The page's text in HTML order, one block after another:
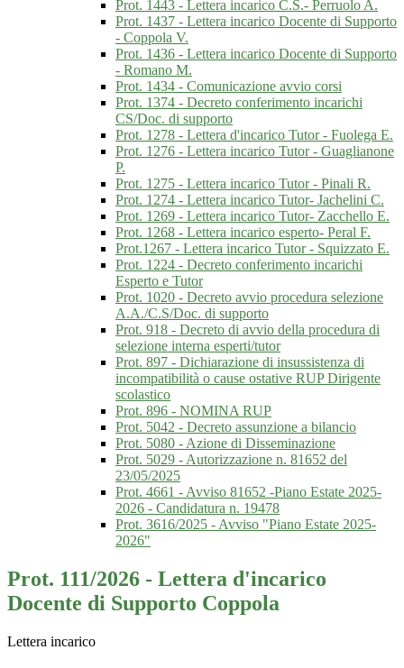
Prot. 1443 - Lettera incarico C.S.- Perruolo A.
Prot. 1437 - Lettera incarico Docente di Supporto
- Coppola V.
Prot. 1436 - Lettera incarico Docente di Supporto
- Romano M.
Prot. 1434 - Comunicazione avvio corsi
Prot. 1374 - Decreto conferimento incarichi
CS/Doc. di supporto
Prot. 1278 - Lettera d'incarico Tutor - Fuolega E.
Prot. 1276 - Lettera incarico Tutor - Guaglianone
P.
Prot. 1275 - Lettera incarico Tutor - Pinali R.
Prot. 1274 - Lettera incarico Tutor- Jachelini C.
Prot. 1269 - Lettera incarico Tutor- Zacchello E.
Prot. 1268 - Lettera incarico esperto- Peral F.
Prot.1267 - Lettera incarico Tutor - Squizzato E.
Prot. 1224 - Decreto conferimento incarichi
Esperto e Tutor
Prot. 1020 - Decreto avvio procedura selezione
A.A./C.S/Doc. di supporto
Prot. 918 - Decreto di avvio della procedura di
selezione interna esperti/tutor
Prot. 897 - Dichiarazione di insussistenza di
incompatibilità o cause ostative RUP Dirigente
scolastico
Prot. 896 - NOMINA RUP
Prot. 5042 - Decreto assunzione a bilancio
Prot. 5080 - Azione di Disseminazione
Prot. 5029 - Autorizzazione n. 81652 del
23/05/2025
Prot. 4661 - Avviso 81652 -Piano Estate 2025-
2026 - Candidatura n. 19478
Prot. 3616/2025 - Avviso "Piano Estate 2025-
2026"
Prot. 111/2026 - Lettera d'incarico
Docente di Supporto Coppola
Lettera incarico